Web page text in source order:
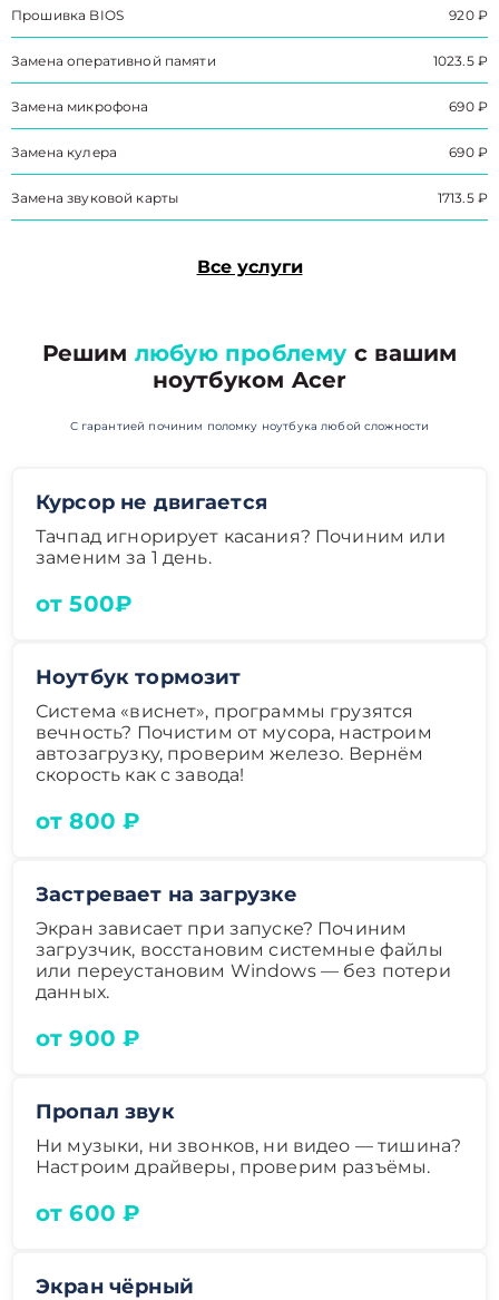
Прошивка BIOS 920 ₽
Замена оперативной памяти 1023.5 ₽
Замена микрофона 690 ₽
Замена кулера 690 ₽
Замена звуковой карты 1713.5 ₽
Все услуги
Решим любую проблему с вашим
ноутбуком Acer
С гарантией починим поломку ноутбука любой сложности
Курсор не двигается
Тачпад игнорирует касания? Починим или
заменим за 1 день.
от 500₽
Ноутбук тормозит
Система «виснет», программы грузятся
вечность? Почистим от мусора, настроим
автозагрузку, проверим железо. Вернём
скорость как с завода!
от 800 ₽
Застревает на загрузке
Экран зависает при запуске? Починим
загрузчик, восстановим системные файлы
или переустановим Windows — без потери
данных.
от 900 ₽
Пропал звук
Ни музыки, ни звонков, ни видео — тишина?
Настроим драйверы, проверим разъёмы.
от 600 ₽
Экран чёрный